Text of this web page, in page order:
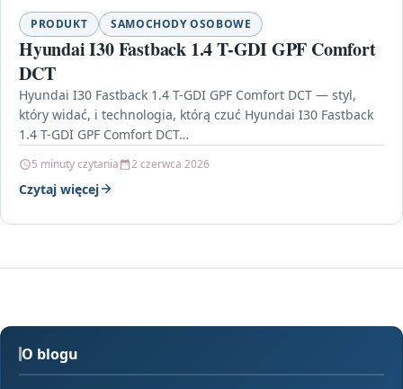
PRODUKT SAMOCHODY OSOBOWE
Hyundai I30 Fastback 1.4 T-GDI GPF Comfort
DCT
Hyundai I30 Fastback 1.4 T-GDI GPF Comfort DCT — styl,
który widać, i technologia, którą czuć Hyundai I30 Fastback
1.4 T-GDI GPF Comfort DCT…
5 minuty czytania 2 czerwca 2026
Czytaj więcej
O blogu